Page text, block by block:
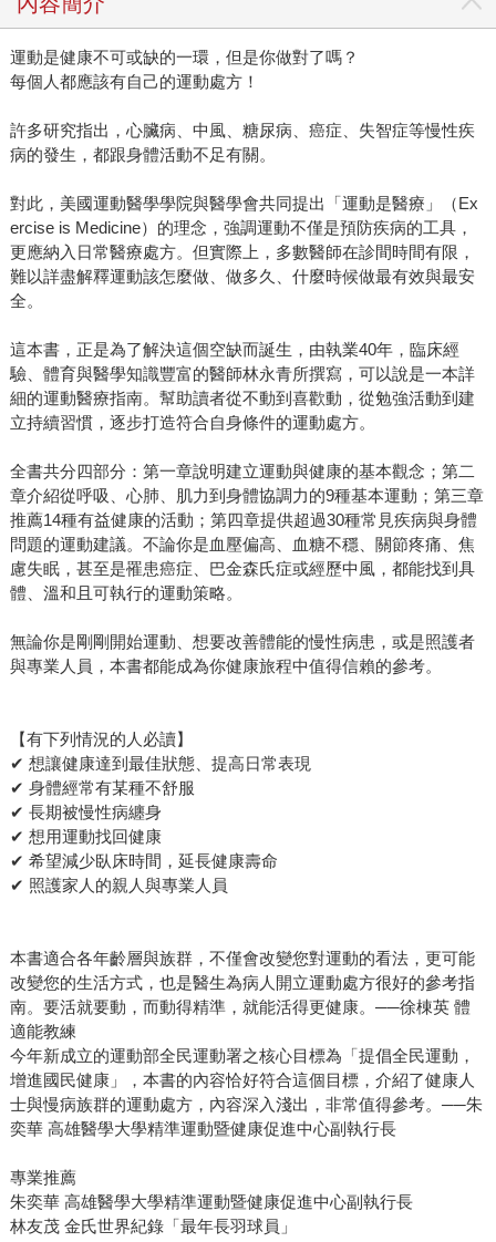
運動是健康不可或缺的一環，但是你做對了嗎？
每個人都應該有自己的運動處方！
許多研究指出，心臟病、中風、糖尿病、癌症、失智症等慢性疾
病的發生，都跟身體活動不足有關。
對此，美國運動醫學學院與醫學會共同提出「運動是醫療」（Ex
ercise is Medicine）的理念，強調運動不僅是預防疾病的工具，
更應納入日常醫療處方。但實際上，多數醫師在診間時間有限，
難以詳盡解釋運動該怎麼做、做多久、什麼時候做最有效與最安
全。
這本書，正是為了解決這個空缺而誕生，由執業40年，臨床經
驗、體育與醫學知識豐富的醫師林永青所撰寫，可以說是一本詳
細的運動醫療指南。幫助讀者從不動到喜歡動，從勉強活動到建
立持續習慣，逐步打造符合自身條件的運動處方。
全書共分四部分：第一章說明建立運動與健康的基本觀念；第二
章介紹從呼吸、心肺、肌力到身體協調力的9種基本運動；第三章
推薦14種有益健康的活動；第四章提供超過30種常見疾病與身體
問題的運動建議。不論你是血壓偏高、血糖不穩、關節疼痛、焦
慮失眠，甚至是罹患癌症、巴金森氏症或經歷中風，都能找到具
體、溫和且可執行的運動策略。
無論你是剛剛開始運動、想要改善體能的慢性病患，或是照護者
與專業人員，本書都能成為你健康旅程中值得信賴的參考。
【有下列情況的人必讀】
✔ 想讓健康達到最佳狀態、提高日常表現
✔ 身體經常有某種不舒服
✔ 長期被慢性病纏身
✔ 想用運動找回健康
✔ 希望減少臥床時間，延長健康壽命
✔ 照護家人的親人與專業人員
本書適合各年齡層與族群，不僅會改變您對運動的看法，更可能
改變您的生活方式，也是醫生為病人開立運動處方很好的參考指
南。要活就要動，而動得精準，就能活得更健康。──徐棟英 體
適能教練
今年新成立的運動部全民運動署之核心目標為「提倡全民運動，
增進國民健康」，本書的內容恰好符合這個目標，介紹了健康人
士與慢病族群的運動處方，內容深入淺出，非常值得參考。──朱
奕華 高雄醫學大學精準運動暨健康促進中心副執行長
專業推薦
朱奕華 高雄醫學大學精準運動暨健康促進中心副執行長
林友茂 金氏世界紀錄「最年長羽球員」